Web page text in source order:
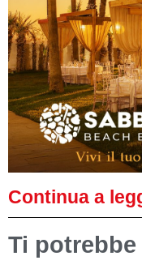
Continua a
Ti